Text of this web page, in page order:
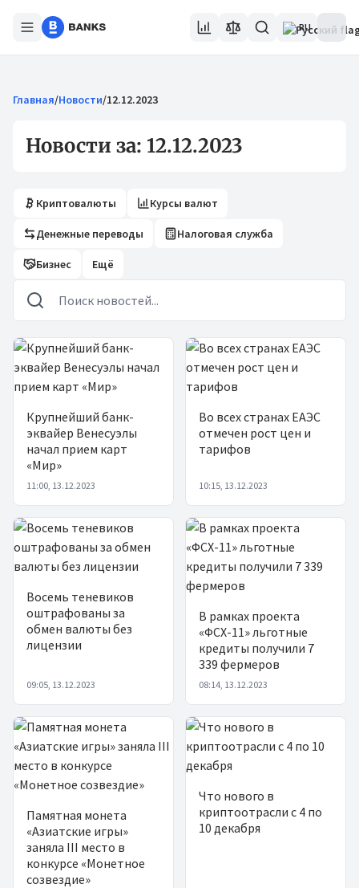
RU
Главная/Новости/12.12.2023
Новости за: 12.12.2023
Криптовалюты Курсы валют
Денежные переводы Налоговая служба
Бизнес Ещё
Новости
Крупнейший банк-
эквайер Венесуэлы
начал прием карт
«Мир»
11:00, 13.12.2023
Во всех странах ЕАЭС
отмечен рост цен и
тарифов
10:15, 13.12.2023
Восемь теневиков
оштрафованы за
обмен валюты без
лицензии
09:05, 13.12.2023
В рамках проекта
«ФСХ-11» льготные
кредиты получили 7
339 фермеров
08:14, 13.12.2023
Памятная монета
«Азиатские игры»
заняла III место в
конкурсе «Монетное
созвездие»
Что нового в
криптоотрасли с 4 по
10 декабря